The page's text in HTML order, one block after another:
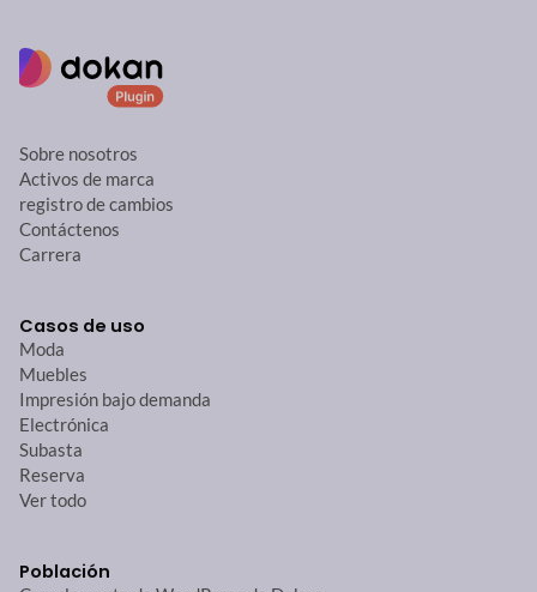
Sobre nosotros
Activos de marca
registro de cambios
Contáctenos
Carrera
Casos de uso
Moda
Muebles
Impresión bajo demanda
Electrónica
Subasta
Reserva
Ver todo
Población